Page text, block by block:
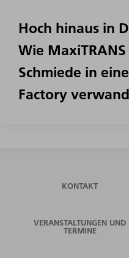
Hoch hinaus in
Wie
Schmiede in
Factory
KONTAKT
VERANSTALTUNGEN UND
TERMINE